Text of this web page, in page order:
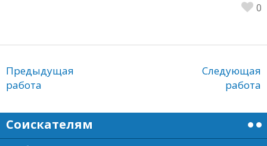
0
Предыдущая
работа
Следующая
работа
Соискателям